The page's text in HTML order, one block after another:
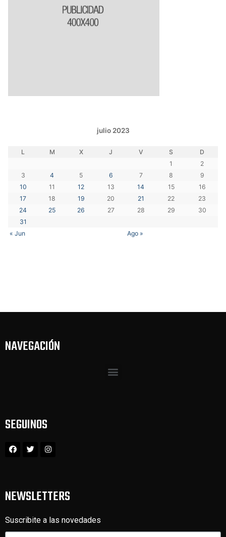
julio 2023
L M X J V S D
« Jun Ago »
1
2
3
4 5 6 7 8
9
10
11 12 13 14 15
16
17
18 19 20 21 22
23
24
25 26 27 28 29
30
31
NAVEGACIÓN
SEGUINOS
NEWSLETTERS
Suscribite a las novedades